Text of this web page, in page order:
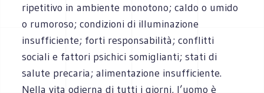
ripetitivo in ambiente monotono; caldo o umido
o rumoroso; condizioni di illuminazione
insufficiente; forti responsabilità; conflitti
sociali e fattori psichici somiglianti; stati di
salute precaria; alimentazione insufficiente.
Nella vita odierna di tutti i giorni, l’uomo è